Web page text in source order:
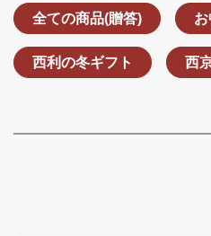
全ての商品(贈答)
西利の冬ギフト 西